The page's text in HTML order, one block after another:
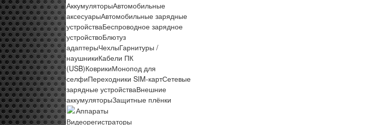
АккумуляторыАвтомобильные
аксесуарыАвтомобильные зарядные
устройстваБеспроводное зарядное
устройствоБлютуз
адаптерыЧехлыГарнитуры /
наушникиКабели ПК
(USB)КоврикиМонопод для
селфиПереходники SIM-картСетевые
зарядные устройстваВнешние
аккумуляторыЗащитные плёнки
Аппараты
Видеорегистраторы